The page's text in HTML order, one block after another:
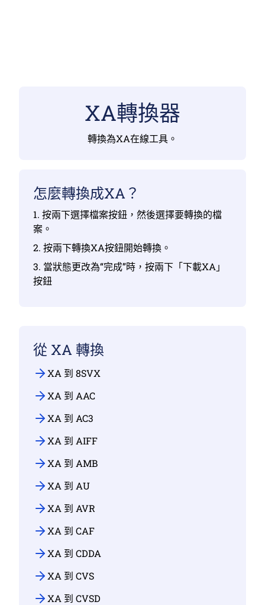
XA轉換器
轉換為XA在線工具。
怎麼轉換成XA？
1. 按兩下選擇檔案按鈕，然後選擇要轉換的檔
案。
2. 按兩下轉換XA按鈕開始轉換。
3. 當狀態更改為“完成”時，按兩下「下載XA」
按鈕
從 XA 轉換
XA 到 8SVX
XA 到 AAC
XA 到 AC3
XA 到 AIFF
XA 到 AMB
XA 到 AU
XA 到 AVR
XA 到 CAF
XA 到 CDDA
XA 到 CVS
XA 到 CVSD